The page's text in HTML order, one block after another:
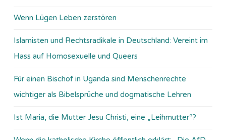
Wenn Lügen Leben zerstören
Islamisten und Rechtsradikale in Deutschland: Vereint im
Hass auf Homosexuelle und Queers
Für einen Bischof in Uganda sind Menschenrechte
wichtiger als Bibelsprüche und dogmatische Lehren
Ist Maria, die Mutter Jesu Christi, eine „Leihmutter“?